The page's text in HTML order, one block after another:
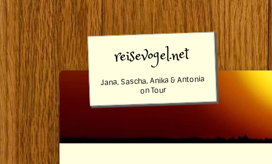
reisevogel.net
Jana, Sascha, Anika & Antonia
on Tour